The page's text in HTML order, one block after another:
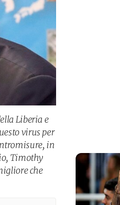
Liberia e
virus per
in
Timothy
che